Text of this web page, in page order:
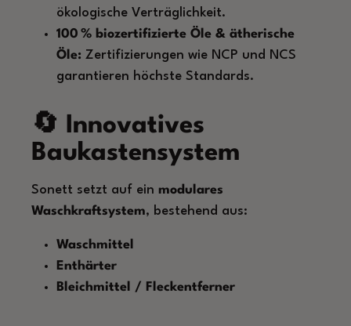
ökologische Verträglichkeit.
100 % biozertifizierte Öle & ätherische
Öle: Zertifizierungen wie NCP und NCS
garantieren höchste Standards.
🔄 Innovatives
Baukastensystem
Sonett setzt auf ein modulares
Waschkraftsystem, bestehend aus:
Waschmittel
Enthärter
Bleichmittel / Fleckentferner